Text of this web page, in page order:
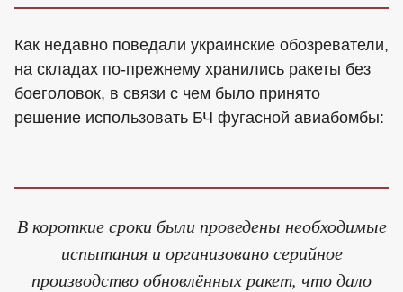
Как недавно поведали украинские обозреватели,
на складах по-прежнему хранились ракеты без
боеголовок, в связи с чем было принято
решение использовать БЧ фугасной авиабомбы:
В короткие сроки были проведены необходимые
испытания и организовано серийное
производство обновлённых ракет, что дало